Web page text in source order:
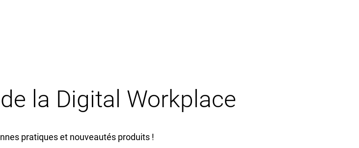
la Digital Workplace
pratiques et nouveautés produits !